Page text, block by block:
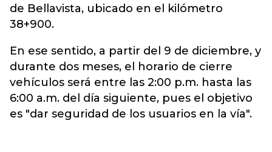
de Bellavista, ubicado en el kilómetro
38+900.
En ese sentido, a partir del 9 de diciembre, y
durante dos meses, el horario de cierre
vehículos será entre las 2:00 p.m. hasta las
6:00 a.m. del día siguiente, pues el objetivo
es "dar seguridad de los usuarios en la vía".